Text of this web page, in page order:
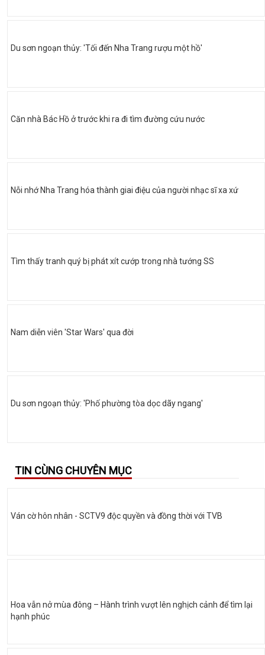
Du sơn ngoạn thủy: 'Tối đến Nha Trang rượu một hồ'
Căn nhà Bác Hồ ở trước khi ra đi tìm đường cứu nước
Nỗi nhớ Nha Trang hóa thành giai điệu của người nhạc sĩ xa xứ
Tìm thấy tranh quý bị phát xít cướp trong nhà tướng SS
Nam diễn viên 'Star Wars' qua đời
Du sơn ngoạn thủy: 'Phố phường tòa dọc dãy ngang'
TIN CÙNG CHUYÊN MỤC
Ván cờ hôn nhân - SCTV9 độc quyền và đồng thời với TVB
Hoa vẫn nở mùa đông – Hành trình vượt lên nghịch cảnh để tìm lại
hạnh phúc